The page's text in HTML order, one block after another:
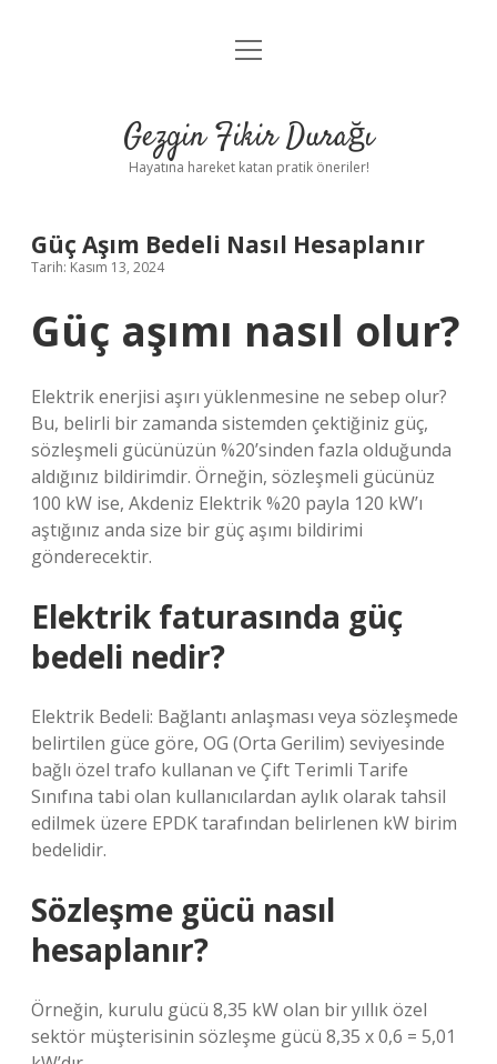
Anasayfa
Yasal Uyarı
menüyü
Gezgin Fikir Durağı
Hayatına hareket katan pratik öneriler!
Güç Aşım Bedeli Nasıl Hesaplanır
Tarih: Kasım 13, 2024
Güç aşımı nasıl olur?
Elektrik enerjisi aşırı yüklenmesine ne sebep olur?
Bu, belirli bir zamanda sistemden çektiğiniz güç,
sözleşmeli gücünüzün %20’sinden fazla olduğunda
aldığınız bildirimdir. Örneğin, sözleşmeli gücünüz
100 kW ise, Akdeniz Elektrik %20 payla 120 kW’ı
aştığınız anda size bir güç aşımı bildirimi
gönderecektir.
Elektrik faturasında güç
bedeli nedir?
Elektrik Bedeli: Bağlantı anlaşması veya sözleşmede
belirtilen güce göre, OG (Orta Gerilim) seviyesinde
bağlı özel trafo kullanan ve Çift Terimli Tarife
Sınıfına tabi olan kullanıcılardan aylık olarak tahsil
edilmek üzere EPDK tarafından belirlenen kW birim
bedelidir.
Sözleşme gücü nasıl
hesaplanır?
Örneğin, kurulu gücü 8,35 kW olan bir yıllık özel
sektör müşterisinin sözleşme gücü 8,35 x 0,6 = 5,01